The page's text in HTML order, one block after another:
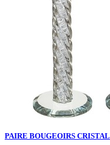
PAIRE BOUGEOIRS CRISTAL